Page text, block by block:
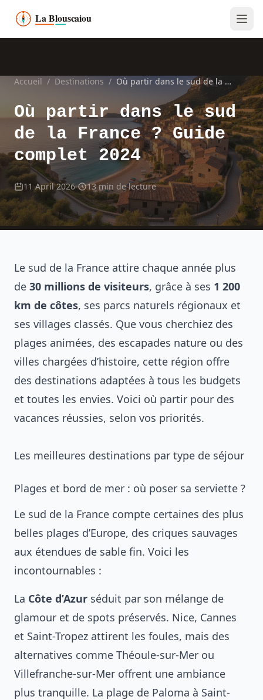
Accueil / Destinations / Où partir dans le sud de la France ? Guide complet 2024
Où partir dans le sud
de la France ? Guide
complet 2024
11 April 2026 13 min de lecture
Le sud de la France attire chaque année plus
de 30 millions de visiteurs, grâce à ses 1 200
km de côtes, ses parcs naturels régionaux et
ses villages classés. Que vous cherchiez des
plages animées, des escapades nature ou des
villes chargées d’histoire, cette région offre
des destinations adaptées à tous les budgets
et toutes les envies. Voici où partir pour des
vacances réussies, selon vos priorités.
Les meilleures destinations par type de séjour
Plages et bord de mer : où poser sa serviette ?
Le sud de la France compte certaines des plus
belles plages d’Europe, des criques sauvages
aux étendues de sable fin. Voici les
incontournables :
La Côte d’Azur séduit par son mélange de
glamour et de spots préservés. Nice, Cannes
et Saint-Tropez attirent les foules, mais des
alternatives comme Théoule-sur-Mer ou
Villefranche-sur-Mer offrent une ambiance
plus tranquille. La plage de Paloma à Saint-